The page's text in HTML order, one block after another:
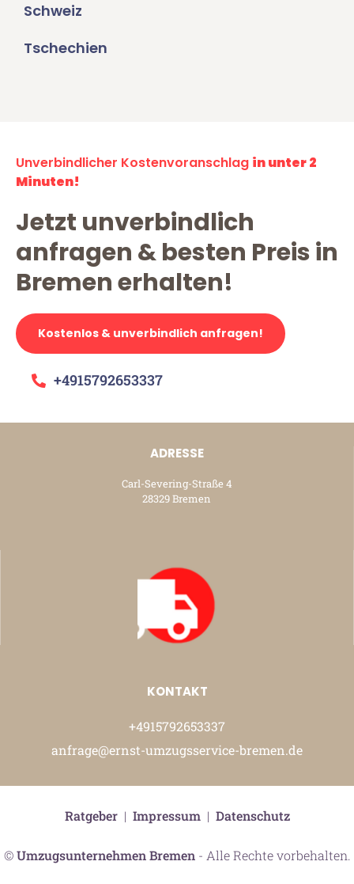
Schweiz
Tschechien
Unverbindlicher Kostenvoranschlag in unter 2
Minuten!
Jetzt unverbindlich
anfragen & besten Preis in
Bremen erhalten!
Kostenlos & unverbindlich anfragen!
+4915792653337
ADRESSE
Carl-Severing-Straße 4
28329 Bremen
KONTAKT
+4915792653337
anfrage@ernst-umzugsservice-bremen.de
©Umzugsunternehmen Bremen- Alle Rechte vorbehalten.
Ratgeber| Impressum| Datenschutz